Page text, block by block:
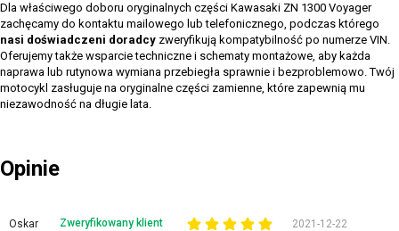
Dla właściwego doboru oryginalnych części Kawasaki ZN 1300 Voyager
zachęcamy do kontaktu mailowego lub telefonicznego, podczas którego
nasi doświadczeni doradcy zweryfikują kompatybilność po numerze VIN.
Oferujemy także wsparcie techniczne i schematy montażowe, aby każda
naprawa lub rutynowa wymiana przebiegła sprawnie i bezproblemowo. Twój
motocykl zasługuje na oryginalne części zamienne, które zapewnią mu
niezawodność na długie lata.
Opinie
Oskar Zweryfikowany klient 2021-12-22